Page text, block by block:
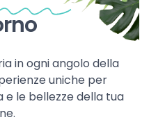
in ogni angolo della
uniche per
e le bellezze della tua